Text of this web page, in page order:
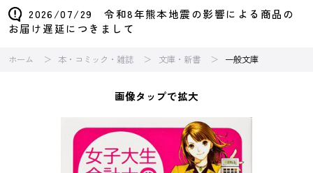
2026/07/29 令和8年熊本地震の影響による商品の
お届け遅延につきまして
ホーム 本・コミック・雑誌 文庫・新書 一般文庫
画像タップで拡大